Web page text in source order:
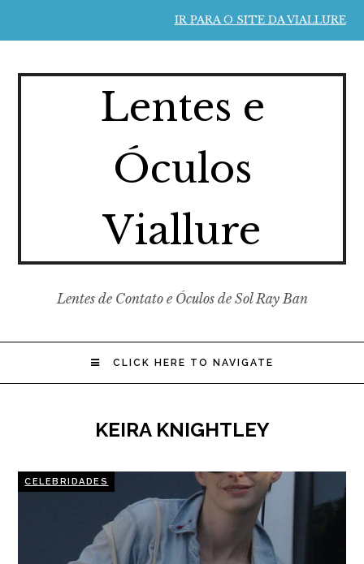
IR PARA O SITE DA VIALLURE
Lentes e
Óculos
Viallure
Lentes de Contato e Óculos de Sol Ray Ban
CLICK HERE TO NAVIGATE
KEIRA KNIGHTLEY
CELEBRIDADES